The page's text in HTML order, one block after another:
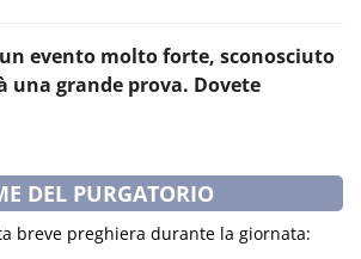
evento molto forte, sconosciuto
una grande prova. Dovete
DEL PURGATORIO
breve preghiera durante la giornata: